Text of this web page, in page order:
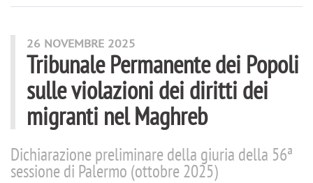
26 NOVEMBRE 2025
Tribunale Permanente dei Popoli
sulle violazioni dei diritti dei
migranti nel Maghreb
Dichiarazione preliminare della giuria della 56ª
sessione di Palermo (ottobre 2025)